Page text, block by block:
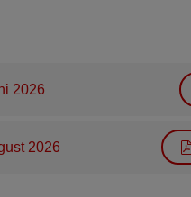
2026
2026